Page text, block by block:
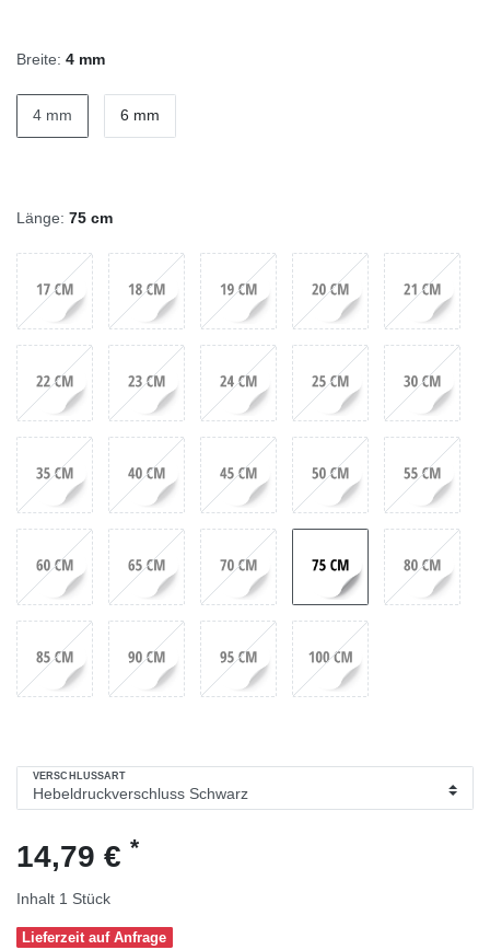
Breite: 4 mm
4 mm 6 mm
Länge: 75 cm
VERSCHLUSSART
14,79 € *
Inhalt 1 Stück
Lieferzeit auf Anfrage